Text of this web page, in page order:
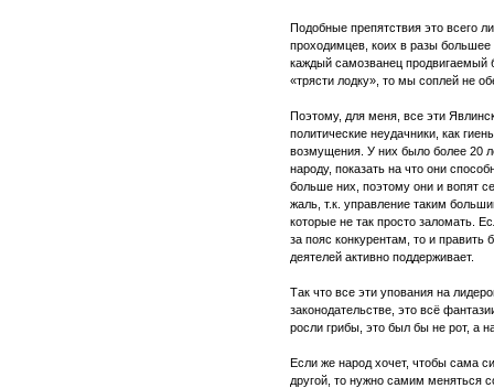
Подобные препятствия это всего
проходимцев, коих в разы
каждый самозванец продвигаемый
«трясти лодку», то мы соплей не
Поэтому, для меня, все эти
политические неудачники, как
возмущения. У них было более 20
народу, показать на что они
больше них, поэтому они и вопят
жаль, т.к. управление таким
которые не так просто заломать.
за пояс конкурентам, то и править
деятелей активно поддерживает.
Так что все эти упования на
законодательстве, это всё
росли грибы, это был бы не рот, а
Если же народ хочет, чтобы сама
другой, то нужно самим меняться